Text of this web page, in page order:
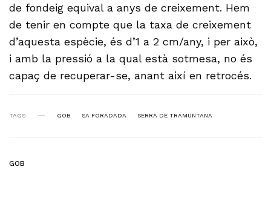
de fondeig equival a anys de creixement. Hem
de tenir en compte que la taxa de creixement
d’aquesta espècie, és d’1 a 2 cm/any, i per això,
i amb la pressió a la qual està sotmesa, no és
capaç de recuperar-se, anant així en retrocés.
TAGS GOB SA FORADADA SERRA DE TRAMUNTANA
GOB